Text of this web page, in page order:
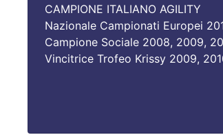
CAMPIONE ITALIANO AGILITY
Nazionale Campionati Europei
Campione Sociale 2008, 2009,
Vincitrice Trofeo Krissy 2009,